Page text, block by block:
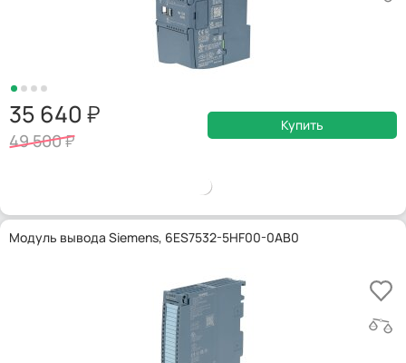
35 640
49 500
Купить
Модуль вывода Siemens, 6ES7532-5HF00-0AB0